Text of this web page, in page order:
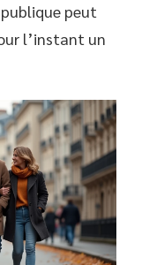
peut
l’instant un